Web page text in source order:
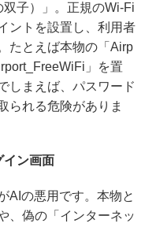
子）」。正規のWi-Fi
ントを設置し、利用者
たとえば本物の「Airp
」を置
しまえば、パスワード
られる危険がありま
イン画面
AIの悪用です。本物と
、偽の「インターネッ